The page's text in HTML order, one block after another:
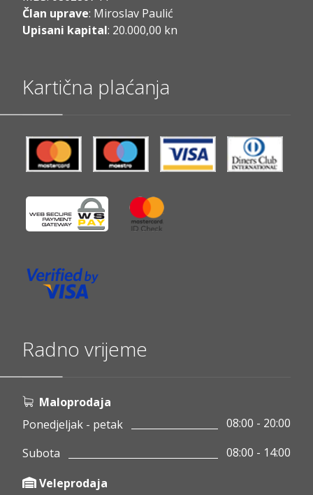
Član uprave: Miroslav Paulić
Upisani kapital: 20.000,00 kn
Kartična plaćanja
Radno vrijeme
Maloprodaja
Ponedjeljak - petak
08:00 - 20:00
Subota
08:00 - 14:00
Veleprodaja